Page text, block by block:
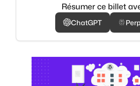
Résumer ce billet
ChatGPT